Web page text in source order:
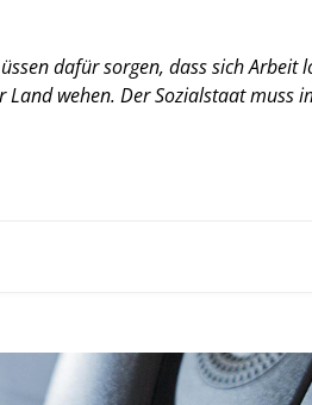
dafür sorgen, dass sich
wehen. Der Sozialstaat muss